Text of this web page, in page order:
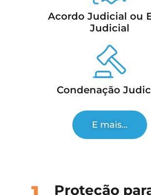
Acordo Judicial ou
Judicial
Condenação
E mais...
Proteção